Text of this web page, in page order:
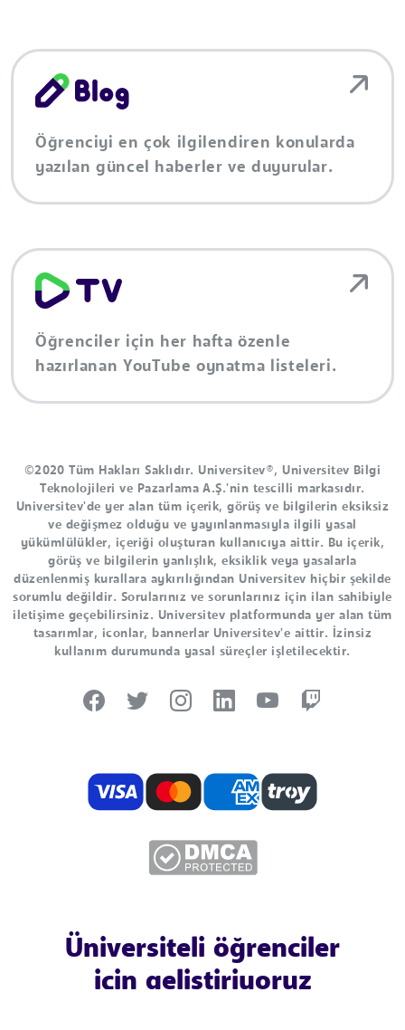
Öğrenciyi en çok ilgilendiren konularda
yazılan güncel haberler ve duyurular.
Öğrenciler için her hafta özenle
hazırlanan YouTube oynatma listeleri.
©2020 Tüm Hakları Saklıdır. Universitev®, Universitev Bilgi
Teknolojileri ve Pazarlama A.Ş.'nin tescilli markasıdır.
Universitev'de yer alan tüm içerik, görüş ve bilgilerin eksiksiz
ve değişmez olduğu ve yayınlanmasıyla ilgili yasal
yükümlülükler, içeriği oluşturan kullanıcıya aittir. Bu içerik,
görüş ve bilgilerin yanlışlık, eksiklik veya yasalarla
düzenlenmiş kurallara aykırılığından Universitev hiçbir şekilde
sorumlu değildir. Sorularınız ve sorunlarınız için ilan sahibiyle
iletişime geçebilirsiniz. Universitev platformunda yer alan tüm
tasarımlar, iconlar, bannerlar Universitev'e aittir. İzinsiz
kullanım durumunda yasal süreçler işletilecektir.
Üniversiteli öğrenciler
için geliştiriyoruz